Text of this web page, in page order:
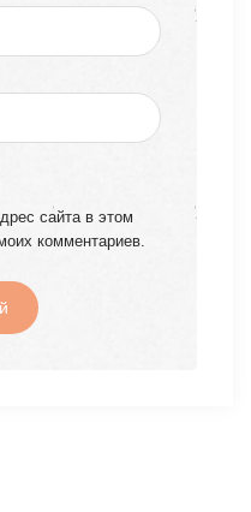
сайта в этом
комментариев.